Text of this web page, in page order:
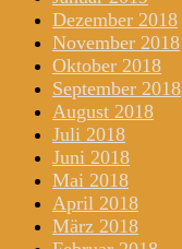
Dezember 2018
November 2018
Oktober 2018
September 2018
August 2018
Juli 2018
Juni 2018
Mai 2018
April 2018
März 2018